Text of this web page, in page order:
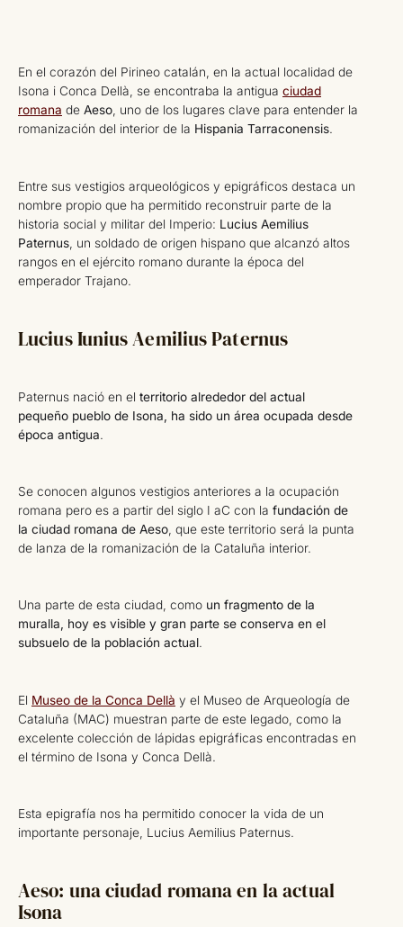
En el corazón del Pirineo catalán, en la actual localidad de
Isona i Conca Dellà, se encontraba la antigua ciudad
romana de Aeso, uno de los lugares clave para entender la
romanización del interior de la Hispania Tarraconensis.
Entre sus vestigios arqueológicos y epigráficos destaca un
nombre propio que ha permitido reconstruir parte de la
historia social y militar del Imperio: Lucius Aemilius
Paternus , un soldado de origen hispano que alcanzó altos
rangos en el ejército romano durante la época del
emperador Trajano.
Lucius Iunius Aemilius Paternus
Paternus nació en el territorio alrededor del actual
pequeño pueblo de Isona, ha sido un área ocupada desde
época antigua.
Se conocen algunos vestigios anteriores a la ocupación
romana pero es a partir del siglo I aC con la fundación de
la ciudad romana de Aeso, que este territorio será la punta
de lanza de la romanización de la Cataluña interior.
Una parte de esta ciudad, como un fragmento de la
muralla, hoy es visible y gran parte se conserva en el
subsuelo de la población actual.
El Museo de la Conca Dellà y el Museo de Arqueología de
Cataluña (MAC) muestran parte de este legado, como la
excelente colección de lápidas epigráficas encontradas en
el término de Isona y Conca Dellà.
Esta epigrafía nos ha permitido conocer la vida de un
importante personaje, Lucius Aemilius Paternus.
Aeso: una ciudad romana en la actual
Isona